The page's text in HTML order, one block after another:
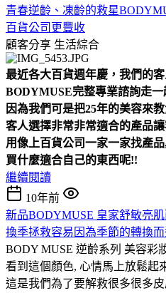
青春逆齡、凍齡的救星
百貨公司更豐收
顧客分享 生活綜合
最近各大百貨週年慶，我們的
BODYMUSE完整專業諮詢走一
因為我們可是把25年的美容來
客人選擇非常非常適合的產品
用像上百貨公司一家一家找產
買什麼適合自己的東西呢!!
繼續閱讀
10年前
新品BODYMUSE 皇家舒敏亮
換季拯救容易因為季節的轉換
BODY MUSE 逆齡系列 美容彩
看到這個顏色, 心情馬上放鬆起
這是我們為了要解救很多很多